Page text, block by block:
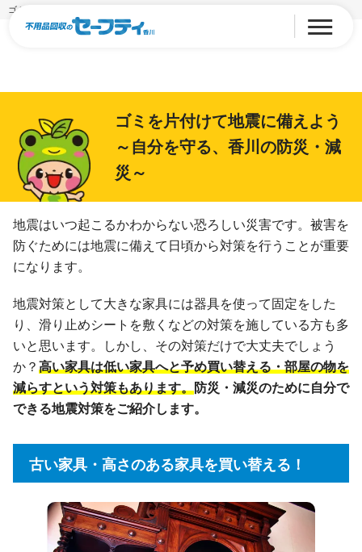
ゴミを片付けて地震に備えよう～自分を守る、香川の防災・減災～
ゴミを片付けて地震に備えよう
～自分を守る、香川の防災・減
災～
地震はいつ起こるかわからない恐ろしい災害です。被害を
防ぐためには地震に備えて日頃から対策を行うことが重要
になります。
地震対策として大きな家具には器具を使って固定をした
り、滑り止めシートを敷くなどの対策を施している方も多
いと思います。しかし、その対策だけで大丈夫でしょう
か？ 高い家具は低い家具へと予め買い替える・部屋の物を
減らすという対策もあります。防災・減災のために自分で
できる地震対策をご紹介します。
古い家具・高さのある家具を買い替える！